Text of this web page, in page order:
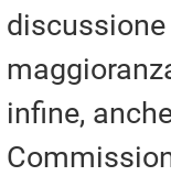
infine,